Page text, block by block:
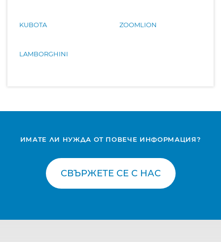
KUBOTA
LAMBORGHINI
ZOOMLION
ИМАТЕ ЛИ НУЖДА ОТ ПОВЕЧЕ ИНФОРМАЦИЯ?
СВЪРЖЕТЕ СЕ С НАС